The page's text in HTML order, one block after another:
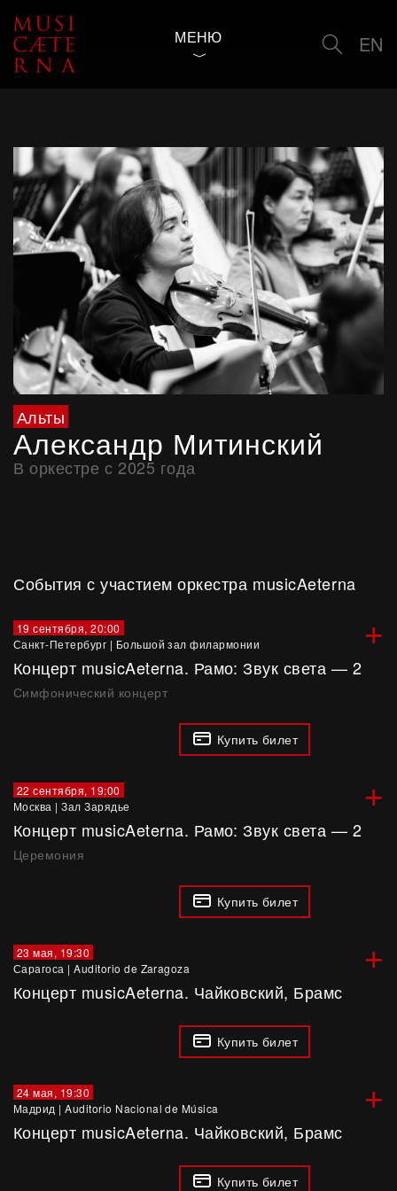
МЕНЮ EN
Альты
Александр Митинский
В оркестре с 2025 года
События с участием оркестра musicAeterna
+
19 сентября, 20:00
Санкт-Петербург | Большой зал филармонии
Концерт musicAeterna. Рамо: Звук света — 2
Симфонический концерт
Купить билет
+
22 сентября, 19:00
Москва |Зал Зарядье
Концерт musicAeterna. Рамо: Звук света — 2
Церемония
Купить билет
+
23 мая, 19:30
Сарагоса |Auditorio de Zaragoza
Концерт musicAeterna. Чайковский, Брамс
Купить билет
+
24 мая, 19:30
Мадрид |Auditorio Nacional de Música
Концерт musicAeterna. Чайковский, Брамс
Купить билет